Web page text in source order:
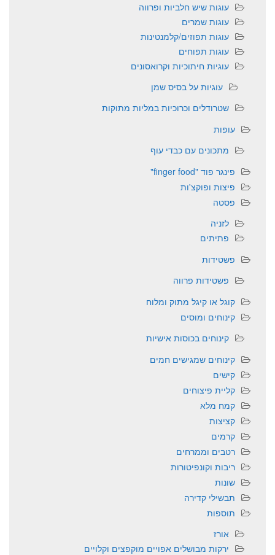
עוגות שיש חלביות ופרווה
עוגות שמרים
עוגות תפוזים/קלמנטינות
עוגות תפוחים
עוגיות חיתוכיות וקרואסונים
עוגיות על בסיס שמן
שטרודלים וכרוכיות במליות מתוקות
עופות
מתכונים עם כבדי עוף
פינגר פוד "finger food"
פיצות ופוקצ'ות
פסטה
לזניה
פתיתים
פשטידות
פשטידות פרווה
קוגל או קיגל מתוק ומלוח
קינוחים ומוסים
קינוחים בכוסות אישיות
קינוחים שמגישים חמים
קישים
קליית פיצוחים
קמח מלא
קציצות
קרמים
רטבים וממרחים
ריבות וקונפיטורות
שונות
תבשילי קדירה
תוספות
אורז
ירקות מבושלים אפויים מוקפצים וקלויים